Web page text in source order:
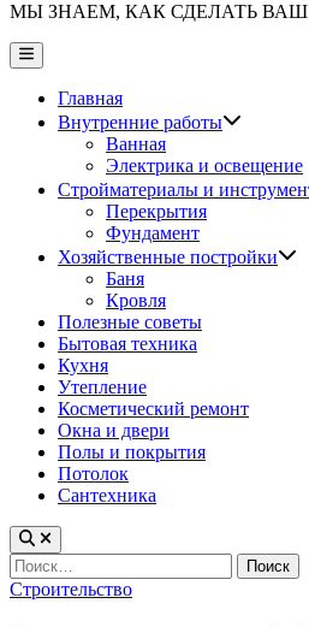
МЫ ЗНАЕМ, КАК СДЕЛАТЬ
Главное
меню
Главная
Внутренние работы
Ванная
Электрика и освещение
Стройматериалы и
Перекрытия
Фундамент
Хозяйственные постройки
Баня
Кровля
Полезные советы
Бытовая техника
Кухня
Утепление
Косметический ремонт
Окна и двери
Полы и покрытия
Потолок
Сантехника
Найти:
Опубликовано
Строительство